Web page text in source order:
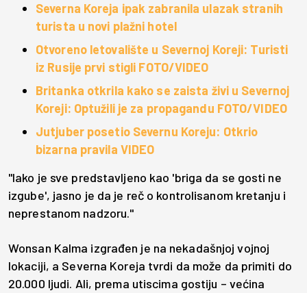
Severna Koreja ipak zabranila ulazak stranih
turista u novi plažni hotel
Otvoreno letovalište u Severnoj Koreji: Turisti
iz Rusije prvi stigli FOTO/VIDEO
Britanka otkrila kako se zaista živi u Severnoj
Koreji: Optužili je za propagandu FOTO/VIDEO
Jutjuber posetio Severnu Koreju: Otkrio
bizarna pravila VIDEO
"Iako je sve predstavljeno kao 'briga da se gosti ne
izgube', jasno je da je reč o kontrolisanom kretanju i
neprestanom nadzoru."
Wonsan Kalma izgrađen je na nekadašnjoj vojnoj
lokaciji, a Severna Koreja tvrdi da može da primiti do
20.000 ljudi. Ali, prema utiscima gostiju – većina